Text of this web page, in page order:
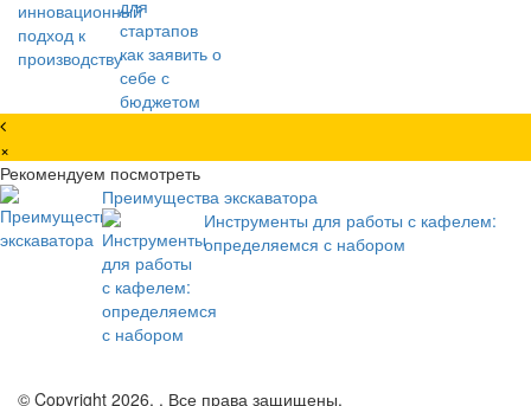
×
Рекомендуем посмотреть
Преимущества экскаватора
Инструменты для работы с кафелем:
определяемся с набором
© Copyright 2026, . Все права защищены.